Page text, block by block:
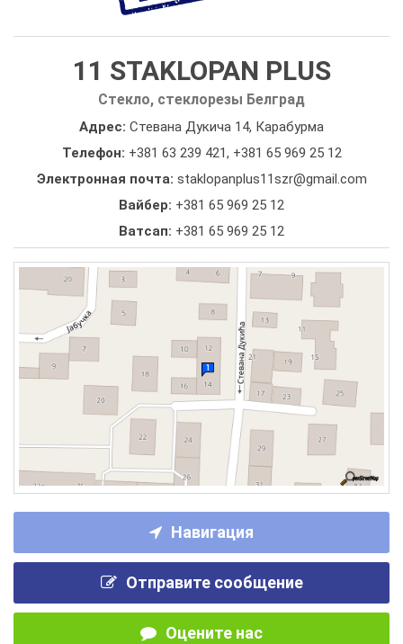
11 STAKLOPAN PLUS
Стекло, стеклорезы Белград
Адрес: Стевана Дукича 14, Карабурма
Телефон: +381 63 239 421, +381 65 969 25 12
Электронная почта: staklopanplus11szr@gmail.com
Вайбер: +381 65 969 25 12
Ватсап: +381 65 969 25 12
Навигация
Отправите сообщение
Оцените нас